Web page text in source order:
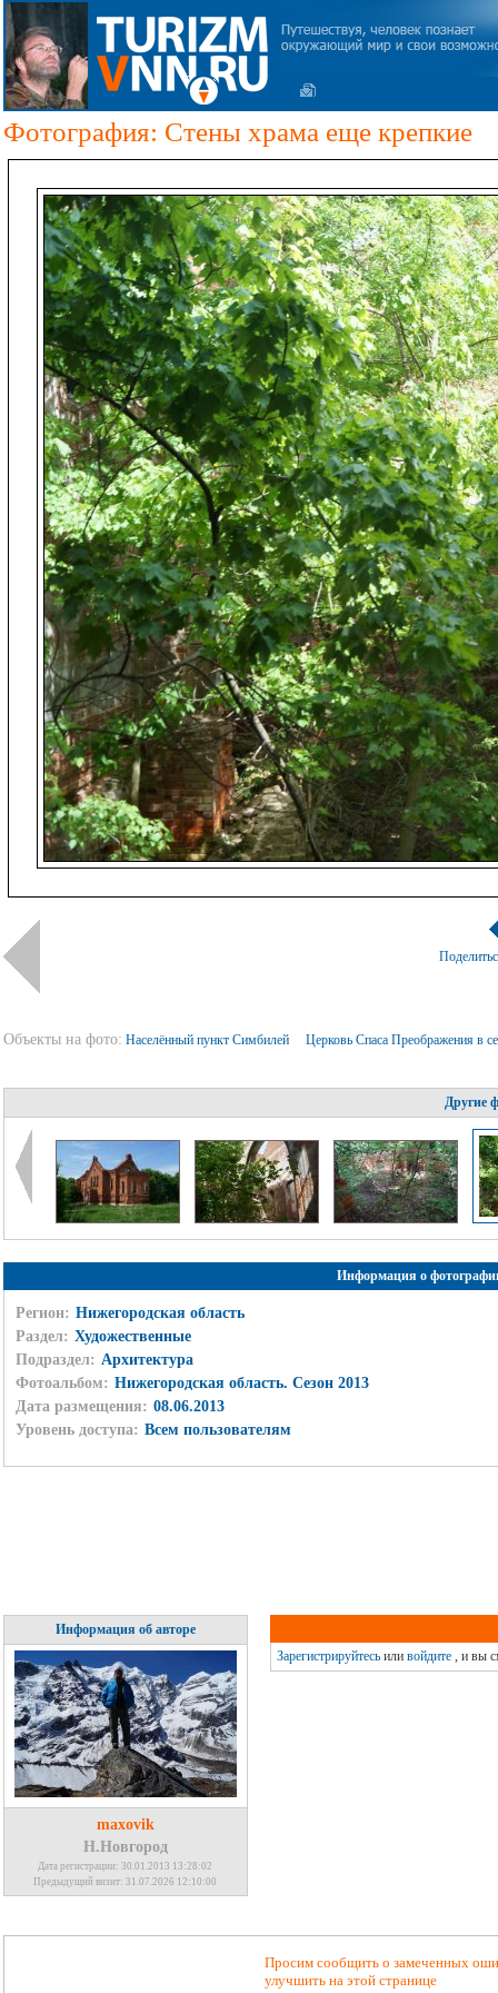
Фотография: Стены храма еще крепкие
Объекты на фото: Населённый пункт Симбилей Церковь Спаса Преображения в
Другие
Информация о
Регион: Нижегородская область
Раздел: Художественные
Подраздел: Архитектура
Фотоальбом: Нижегородская область. Сезон 2013
Дата размещения: 08.06.2013
Уровень доступа: Всем пользователям
Информация об авторе
maxovik
Н.Новгород
Дата регистрации: 30.01.2013 13:28:02
Предыдущий визит: 31.07.2026 12:10:00
Зарегистрируйтесьили войдите, и вы
Просим сообщить о замеченных
улучшить на этой странице